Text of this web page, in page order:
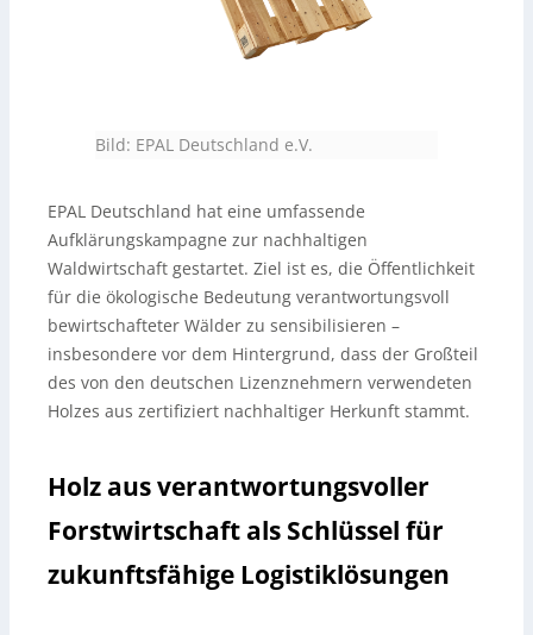
Bild: EPAL Deutschland e.V.
EPAL Deutschland hat eine umfassende
Aufklärungskampagne zur nachhaltigen
Waldwirtschaft gestartet. Ziel ist es, die Öffentlichkeit
für die ökologische Bedeutung verantwortungsvoll
bewirtschafteter Wälder zu sensibilisieren –
insbesondere vor dem Hintergrund, dass der Großteil
des von den deutschen Lizenznehmern verwendeten
Holzes aus zertifiziert nachhaltiger Herkunft stammt.
Holz aus verantwortungsvoller
Forstwirtschaft als Schlüssel für
zukunftsfähige Logistiklösungen